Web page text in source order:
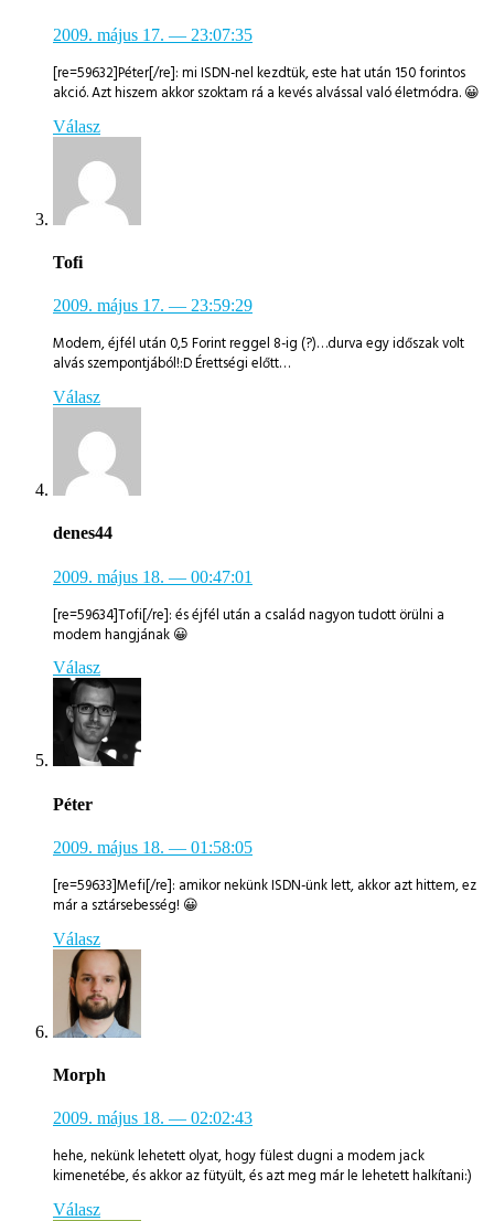
2009. május 17. — 23:07:35
[re=59632]Péter[/re]: mi ISDN-nel kezdtük, este hat után 150 forintos
akció. Azt hiszem akkor szoktam rá a kevés alvással való életmódra. 😀
Válasz
Tofi
2009. május 17. — 23:59:29
Modem, éjfél után 0,5 Forint reggel 8-ig (?)…durva egy időszak volt
alvás szempontjából!:D Érettségi előtt…
Válasz
denes44
2009. május 18. — 00:47:01
[re=59634]Tofi[/re]: és éjfél után a család nagyon tudott örülni a
modem hangjának 😀
Válasz
Péter
2009. május 18. — 01:58:05
[re=59633]Mefi[/re]: amikor nekünk ISDN-ünk lett, akkor azt hittem, ez
már a sztársebesség! 😀
Válasz
Morph
2009. május 18. — 02:02:43
hehe, nekünk lehetett olyat, hogy fülest dugni a modem jack
kimenetébe, és akkor az fütyült, és azt meg már le lehetett halkítani:)
Válasz